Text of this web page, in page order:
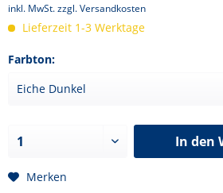
inkl. MwSt.zzgl. Versandkosten
Lieferzeit 1-3 Werktage
Farbton:
In den
Merken